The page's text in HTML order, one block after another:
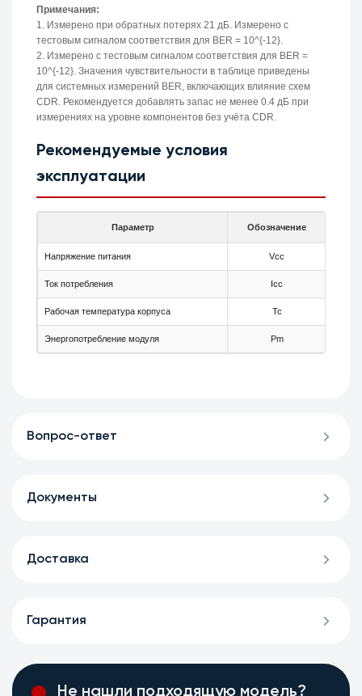
Примечания:
1. Измерено при обратных потерях 21 дБ. Измерено с
тестовым сигналом соответствия для BER = 10^{-12}.
2. Измерено с тестовым сигналом соответствия для BER =
10^{-12}. Значения чувствительности в таблице приведены
для системных измерений BER, включающих влияние схем
CDR. Рекомендуется добавлять запас не менее 0.4 дБ при
измерениях на уровне компонентов без учёта CDR.
Рекомендуемые условия
эксплуатации
Параметр Обозначение
Напряжение питания Vcc
Ток потребления Icc
Рабочая температура корпуса Tc
Энергопотребление модуля Pm
Вопрос-ответ
Документы
Доставка
Гарантия
Не нашли подходящую модель?